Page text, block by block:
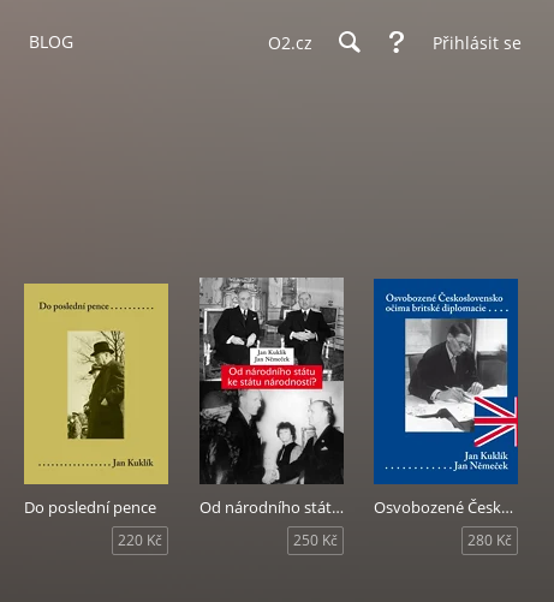
BLOG O2.cz Přihlásit se
Do poslední pence
220 Kč
Od národního státu ke státu národností?
250 Kč
Osvobozené Československo očima britské diplomacie
280 Kč